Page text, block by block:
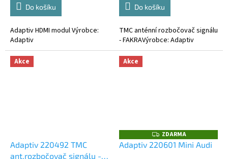
Do košíku
Adaptiv HDMI modul Výrobce:
Adaptiv
Do košíku
TMC anténní rozbočovač signálu
- FAKRAVýrobce: Adaptiv
Akce
Adaptiv 220492 TMC
ant.rozbočovač signálu -
Akce
Z
D
A
ZDARMA
Adaptiv 220601 Mini Audi